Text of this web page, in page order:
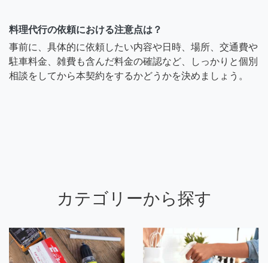
料理代行の依頼における注意点は？
事前に、具体的に依頼したい内容や日時、場所、交通費や
駐車料金、雑費も含んだ料金の確認など、しっかりと個別
相談をしてから本契約をするかどうかを決めましょう。
カテゴリーから探す